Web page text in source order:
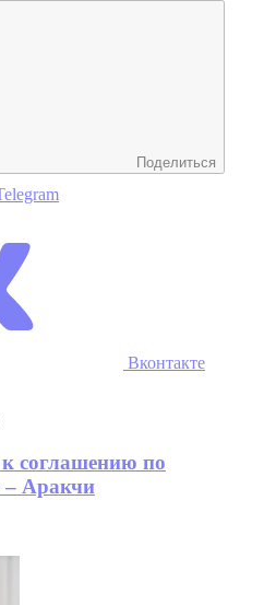
Поделиться
Вконтакте
соглашению по
– Аракчи